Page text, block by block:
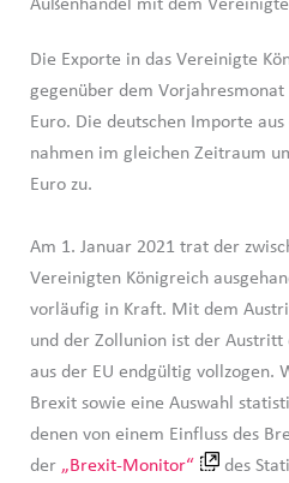
Außenhandel mit dem
Die Exporte in das Vereinigte
gegenüber dem
Euro. Die deutschen Importe
nahmen im gleichen Zeitraum
Euro zu.
Am 1. Januar 2021 trat der
Vereinigten Königreich
vorläufig in Kraft. Mit dem
und der Zollunion ist der Austritt
aus der EU endgültig vollzogen.
Brexit sowie eine Auswahl
denen von einem Einfluss des
der „Brexit-Monitor“ des